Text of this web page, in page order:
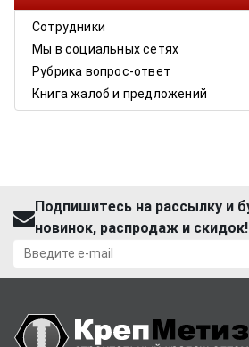
Сотрудники
Мы в социальных сетях
Рубрика вопрос-ответ
Книга жалоб и предложений
Подпишитесь на рассылку и
новинок, распродаж и скидок!